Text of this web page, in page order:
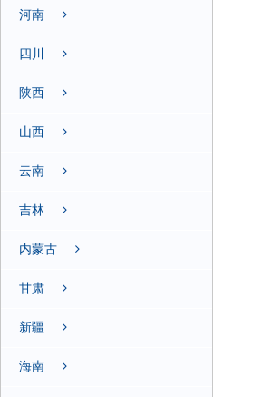
河南
四川
陕西
山西
云南
吉林
内蒙古
甘肃
新疆
海南